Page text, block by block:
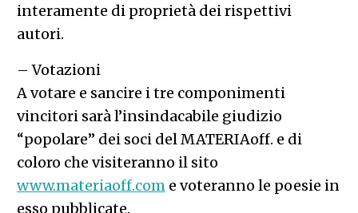
interamente di proprietà dei rispettivi
autori.
– Votazioni
A votare e sancire i tre componimenti
vincitori sarà l’insindacabile giudizio
“popolare” dei soci del MATERIAoff. e di
coloro che visiteranno il sito
www.materiaoff.come voteranno le poesie in
esso pubblicate.